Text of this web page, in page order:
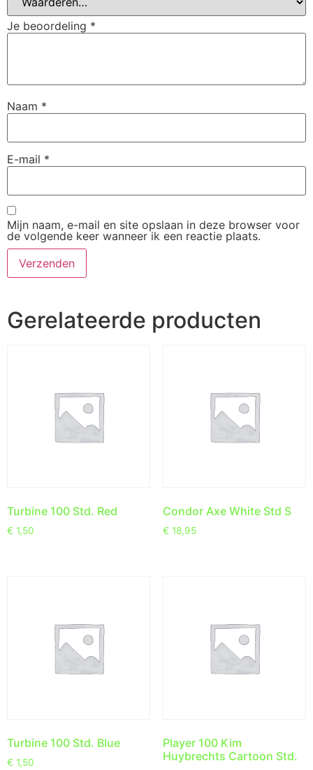
Je beoordeling *
Naam *
E-mail *
Mijn naam, e-mail en site opslaan in deze browser voor
de volgende keer wanneer ik een reactie plaats.
Gerelateerde producten
Turbine 100 Std. Red
€ 1,50
Condor Axe White Std S
€ 18,95
Turbine 100 Std. Blue
€ 1,50
Player 100 Kim
Huybrechts Cartoon Std.